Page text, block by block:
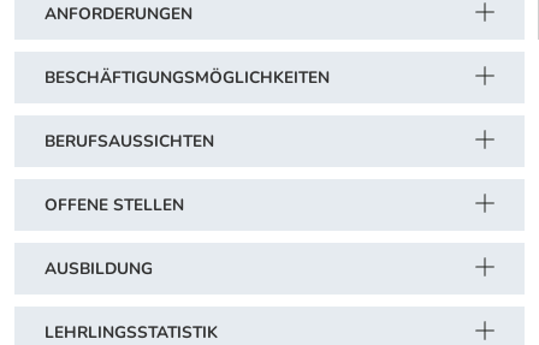
ANFORDERUNGEN
BESCHÄFTIGUNGSMÖGLICHKEITEN
BERUFSAUSSICHTEN
OFFENE STELLEN
AUSBILDUNG
LEHRLINGSSTATISTIK